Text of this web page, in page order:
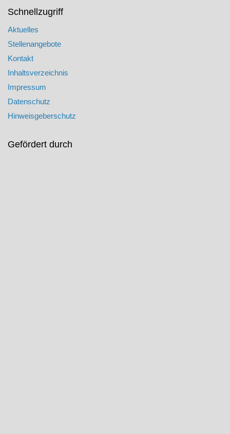
Schnellzugriff
Aktuelles
Stellenangebote
Kontakt
Inhaltsverzeichnis
Impressum
Datenschutz
Hinweisgeberschutz
Gefördert durch